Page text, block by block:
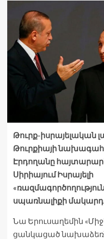
Թուրք-իսրայելական
Թուրքիայի
Էրդողանը
Սիրիայում Իսրայելի
սպառնալիքի
Նա Երուսաղեմին
ցանկացած